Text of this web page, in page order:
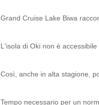
Grand Cruise Lake Biwa
L'isola di Oki non è accessibile
Così, anche in alta stagione,
Tempo necessario per un